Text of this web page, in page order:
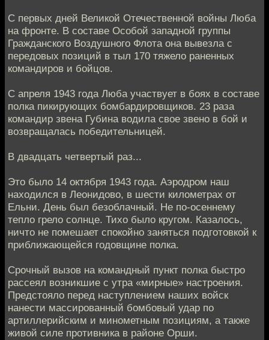
С первых дней Великой Отечественной войны Люба
на фронте. В составе Особой западной группы
Гражданского Воздушного Флота она вывезла с
передовых позиций в тыл 170 тяжело раненных
командиров и бойцов.
С апреля 1943 года Люба участвует в боях в составе
полка пикирующих бомбардировщиков. 23 раза
командир звена Губина водила свое звено в бой и
возвращалась победительницей.
В двадцать четвертый раз...
Это было 14 октября 1943 года. Аэродром наш
находился в Леонидово, в шести километрах от
Ельни. День был безоблачный. Не по-осеннему
тепло грело солнце. Тихо было кругом. Казалось,
ничто не помешает спокойно заняться подготовкой к
приближающейся годовщине полка.
Срочный вызов на командный пункт полка быстро
рассеял возникшие с утра «мирные» настроения.
Предстояло перед наступлением наших войск
нанести массированный бомбовый удар по
артиллерийским и минометным позициям, а также
живой силе противника в районе Орши.